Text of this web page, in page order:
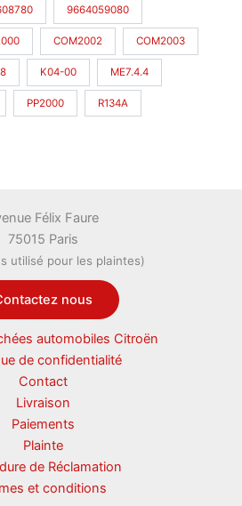
9664059080
COM2002 COM2003
K04-00 ME7.4.4
PP2000 R134A
Félix Faure
75015 Paris
utilisé pour les plaintes)
nous
automobiles Citroën
de confidentialité
Contact
Livraison
Paiements
Plainte
de Réclamation
et conditions